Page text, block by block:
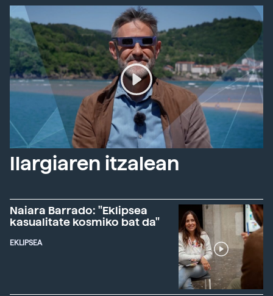
Ilargiaren itzalean
Naiara Barrado: "Eklipsea
kasualitate kosmiko bat da"
EKLIPSEA